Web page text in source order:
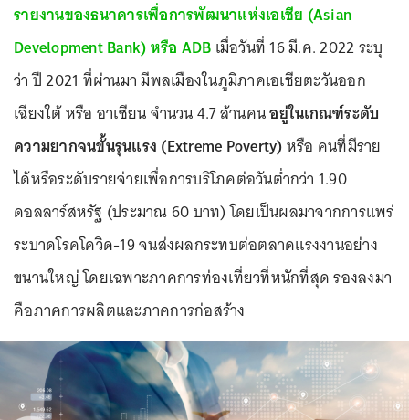
รายงานของธนาคารเพื่อการพัฒนาแห่งเอเชีย (Asian
Development Bank) หรือ ADB เมื่อวันที่ 16 มี.ค. 2022 ระบุ
ว่า ปี 2021 ที่ผ่านมา มีพลเมืองในภูมิภาคเอเชียตะวันออก
เฉียงใต้ หรือ อาเซียน จำนวน 4.7 ล้านคนอยู่ในเกณฑ์ระดับ
ความยากจนขั้นรุนแรง (Extreme Poverty)หรือ คนที่มีราย
ได้หรือระดับรายจ่ายเพื่อการบริโภคต่อวันต่ำกว่า 1.90
ดอลลาร์สหรัฐ (ประมาณ 60 บาท) โดยเป็นผลมาจากการแพร่
ระบาดโรคโควิด-19 จนส่งผลกระทบต่อตลาดแรงงานอย่าง
ขนานใหญ่ โดยเฉพาะภาคการท่องเที่ยวที่หนักที่สุด รองลงมา
คือภาคการผลิตและภาคการก่อสร้าง